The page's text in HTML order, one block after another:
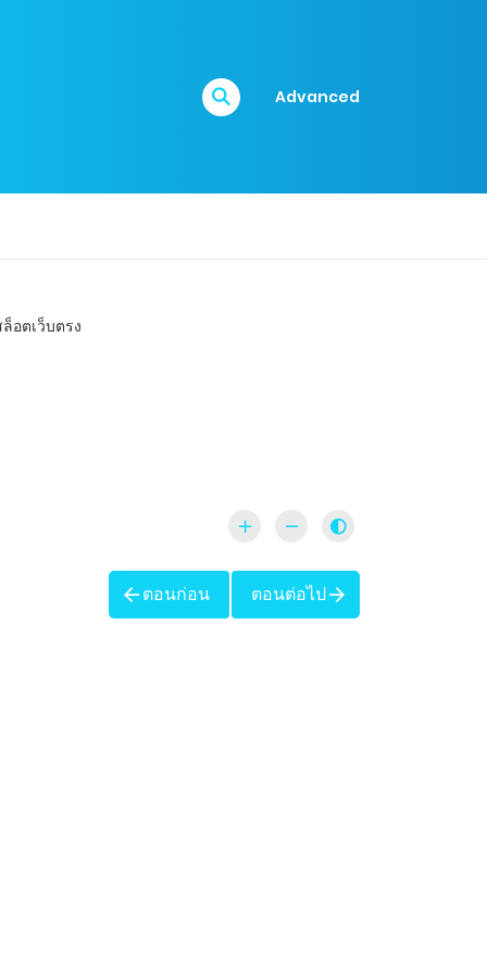
Advanced
ตอนก่อน ตอนต่อไป